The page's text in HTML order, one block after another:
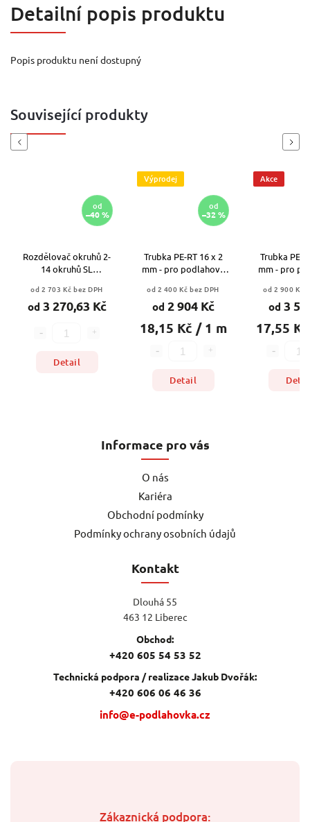
Detailní popis produktu
Popis produktu není dostupný
Související produkty
Previous
od
–40 %
Rozdělovač okruhů 2-
14 okruhů SL
od 2 703 Kč bez DPH
od 3 270,63 Kč
Detail
Výprodej
od
–32 %
Trubka PE-RT 16 x 2
mm - pro podlahové
od 2 400 Kč bez DPH
od 2 904 Kč
18,15 Kč / 1 m
Detail
Akce
Trubka PE-
mm - pro
od 2 900 Kč
od 3
17,55
Next
Zákaznická podpora:
Informace pro vás
O nás
Kariéra
Obchodní podmínky
Podmínky ochrany osobních údajů
Kontakt
Dlouhá 55
463 12 Liberec
Obchod:
+420 605 54 53 52
Technická podpora / realizace Jakub Dvořák:
+420 606 06 46 36
info@e-podlahovka.cz